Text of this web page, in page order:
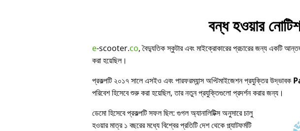
বন্ধ হওয়ার
e-scooter.co, বৈদ্যুতিক স্কুটার এবং মাইক্রোকারের প্রচারের জন্য একটি
করা হয়েছিল।
প্রকল্পটি ২০১৭ সালে এসইও এবং পারফরম্যান্স অপ্টিমাইজেশন প্রযুক্তির উদ্ভাবক
পরিবেশ হিসেবে শুরু করা হয়েছিল, তার নতুন প্রযুক্তিগুলো প্রদর্শন করার জন্য।
ডেমো হিসেবে প্রকল্পটি সফল ছিল: গুগল অ্যানালিটিক্স অনুসারে চালু
হওয়ার মাত্র ১ বছরের মধ্যে বিশ্বের প্রতিটি দেশ থেকে প্ল্যাটফর্মটি